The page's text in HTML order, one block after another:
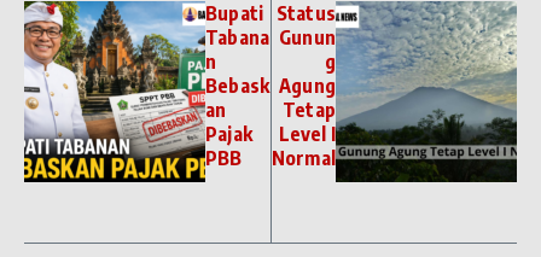
Bupati
Tabana
n
Bebask
an
Pajak
PBB
Status
Gunun
g
Agung
Tetap
Level I
Normal